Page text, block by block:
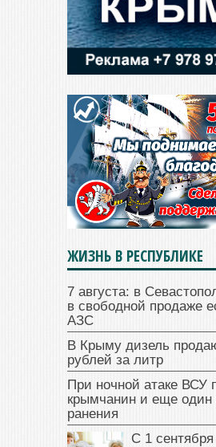
ЖИЗНЬ В РЕСПУБЛИКЕ
7 августа: в
в свободной продаже
АЗС
В Крыму дизель
рублей за литр
При ночной атаке ВСУ
крымчанин и еще один
ранения
С 1